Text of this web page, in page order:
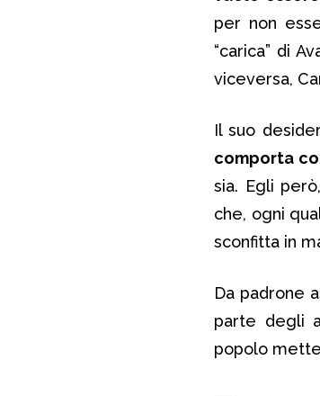
per non
“carica” di
viceversa,
Il suo
comporta
sia. Egli
che, ogni
sconfitta in
Da padrone
parte degli
popolo